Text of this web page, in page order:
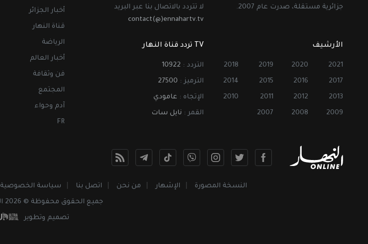
جزائرية مستقلة، صدرت عام 2007.
لا تتردد بالاتصال بنا عبر البريد
contact(@)ennahartv.tv
الأرشيف
2021
2020
2019
2018
2017
2016
2015
2014
2013
2012
2011
2010
2009
2008
2007
TV تردد قناة النهار
التردد : 10922
الترميز : 27500
الإتجاه : عامودي
القمر : نايل سات
أخبار الجزائر
قناة النهار
الرياضة
أخبار العالم
فن وثقافة
المجتمع
آدم وحواء
FR
النسخة المصورة الإشهار من نحن اتصل بنا سياسة الخصوصية
جميع الحقوق محفوظة © 2026 النهار أونلاين
تصميم وتطوير